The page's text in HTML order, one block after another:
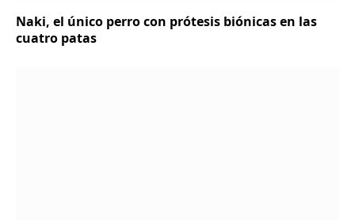
Naki, el único perro con prótesis biónicas en las
cuatro patas